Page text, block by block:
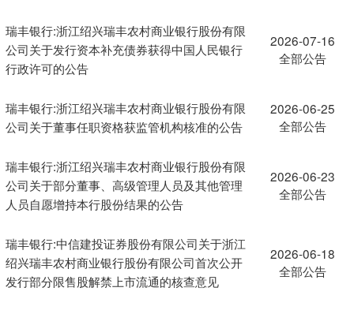
瑞丰银行:浙江绍兴瑞丰农村商业银行股份有限
公司关于发行资本补充债券获得中国人民银行
行政许可的公告
2026-07-16
全部公告
瑞丰银行:浙江绍兴瑞丰农村商业银行股份有限
公司关于董事任职资格获监管机构核准的公告
2026-06-25
全部公告
瑞丰银行:浙江绍兴瑞丰农村商业银行股份有限
公司关于部分董事、高级管理人员及其他管理
人员自愿增持本行股份结果的公告
2026-06-23
全部公告
瑞丰银行:中信建投证券股份有限公司关于浙江
绍兴瑞丰农村商业银行股份有限公司首次公开
发行部分限售股解禁上市流通的核查意见
2026-06-18
全部公告